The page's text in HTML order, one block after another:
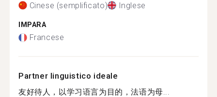
Cinese (semplificato) Inglese
IMPARA
Francese
Partner linguistico ideale
友好待人，以学习语言为目的，法语为母...